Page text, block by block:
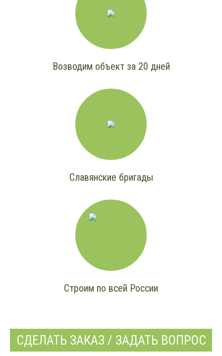
Возводим объект за 20 дней
Славянские бригады
Строим по всей России
СДЕЛАТЬ ЗАКАЗ / ЗАДАТЬ ВОПРОС